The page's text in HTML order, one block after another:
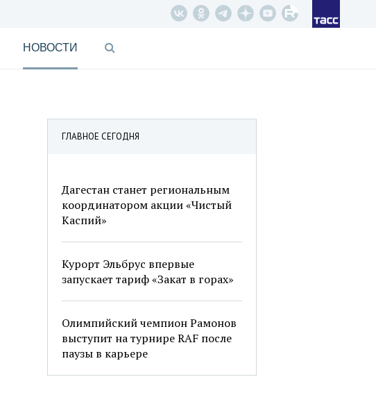
НОВОСТИ
ГЛАВНОЕ СЕГОДНЯ
Дагестан станет региональным
координатором акции «Чистый
Каспий»
Курорт Эльбрус впервые
запускает тариф «Закат в горах»
Олимпийский чемпион Рамонов
выступит на турнире RAF после
паузы в карьере